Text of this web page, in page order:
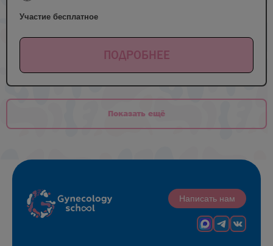
Участие бесплатное
ПОДРОБНЕЕ
Показать ещё
Написать нам